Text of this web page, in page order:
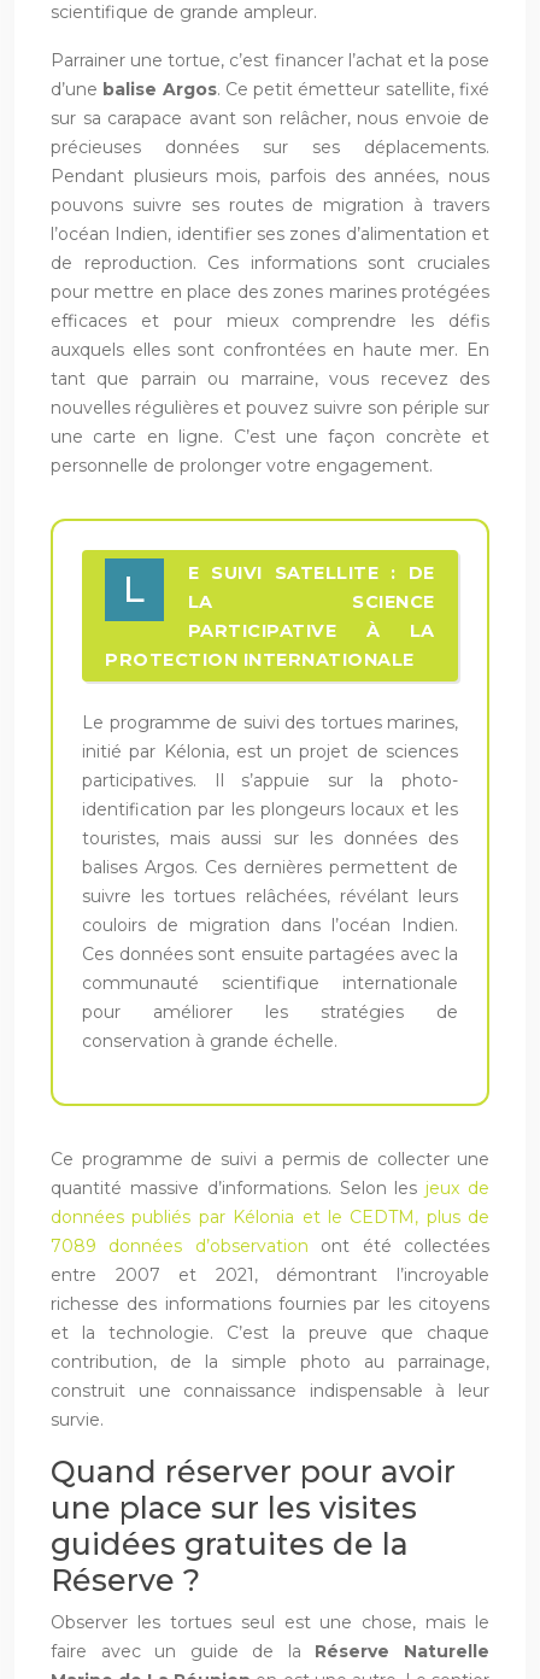
scientifique de grande ampleur.
Parrainer une tortue, c’est financer l’achat et la pose
d’une balise Argos. Ce petit émetteur satellite, fixé
sur sa carapace avant son relâcher, nous envoie de
précieuses données sur ses déplacements.
Pendant plusieurs mois, parfois des années, nous
pouvons suivre ses routes de migration à travers
l’océan Indien, identifier ses zones d’alimentation et
de reproduction. Ces informations sont cruciales
pour mettre en place des zones marines protégées
efficaces et pour mieux comprendre les défis
auxquels elles sont confrontées en haute mer. En
tant que parrain ou marraine, vous recevez des
nouvelles régulières et pouvez suivre son périple sur
une carte en ligne. C’est une façon concrète et
personnelle de prolonger votre engagement.
L
E SUIVI SATELLITE : DE
LA SCIENCE
PARTICIPATIVE À LA
PROTECTION INTERNATIONALE
Le programme de suivi des tortues marines,
initié par Kélonia, est un projet de sciences
participatives. Il s’appuie sur la photo-
identification par les plongeurs locaux et les
touristes, mais aussi sur les données des
balises Argos. Ces dernières permettent de
suivre les tortues relâchées, révélant leurs
couloirs de migration dans l’océan Indien.
Ces données sont ensuite partagées avec la
communauté scientifique internationale
pour améliorer les stratégies de
conservation à grande échelle.
Ce programme de suivi a permis de collecter une
quantité massive d’informations. Selon les jeux de
données publiés par Kélonia et le CEDTM, plus de
7089 données d’observation ont été collectées
entre 2007 et 2021, démontrant l’incroyable
richesse des informations fournies par les citoyens
et la technologie. C’est la preuve que chaque
contribution, de la simple photo au parrainage,
construit une connaissance indispensable à leur
survie.
Quand réserver pour avoir
une place sur les visites
guidées gratuites de la
Réserve ?
Observer les tortues seul est une chose, mais le
faire avec un guide de la Réserve Naturelle